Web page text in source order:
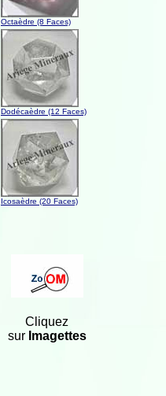
Octaèdre (8 Faces)
Dodécaèdre (12 Faces)
Icosaèdre (20 Faces)
Cliquez
surImagettes